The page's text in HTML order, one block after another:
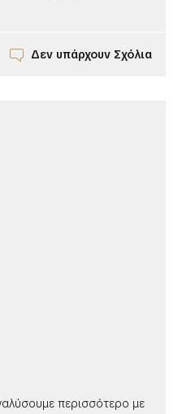
Δεν υπάρχουν Σχόλια
περισσότερο με